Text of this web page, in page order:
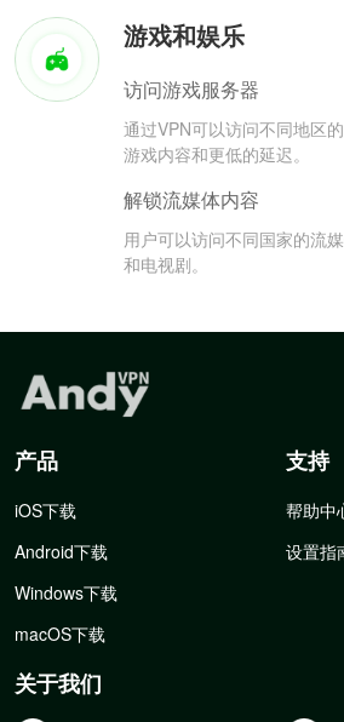
游戏和娱乐
访问游戏服务器
通过VPN可以访问不同地区
游戏内容和更低的延迟。
解锁流媒体内容
用户可以访问不同国家的流
和电视剧。
产品
iOS下载
Android下载
Windows下载
macOS下载
支持
帮助中
设置指
关于我们